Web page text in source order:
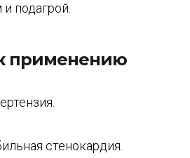
подагрой.
применению
стенокардия.